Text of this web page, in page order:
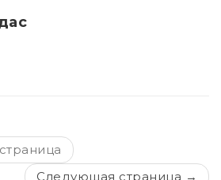
Следующая страница →